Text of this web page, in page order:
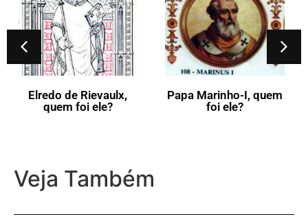
Papa Marinho-I, quem
foi ele?
Papa Adriano-III,
quem foi ele?
Veja Também